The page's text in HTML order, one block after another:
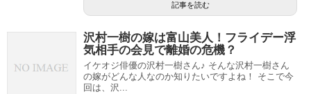
記事を読む
沢村一樹の嫁は富山美人！フライデー浮
気相手の会見で離婚の危機？
イケオジ俳優の沢村一樹さん♪ そんな沢村一樹さん
の嫁がどんな人なのか知りたいですよね！ そこで今
回は、沢...